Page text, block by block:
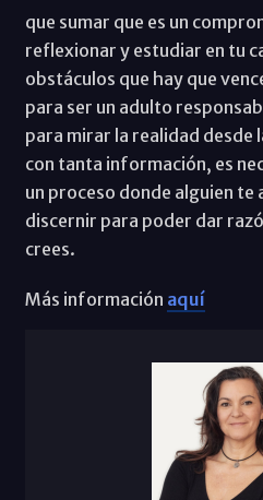
que sumar que es un
reflexionar y estudiar en tu
obstáculos que hay que
para ser un adulto
para mirar la realidad desde
con tanta información, es
un proceso donde alguien te
discernir para poder dar
crees.
Más información aquí